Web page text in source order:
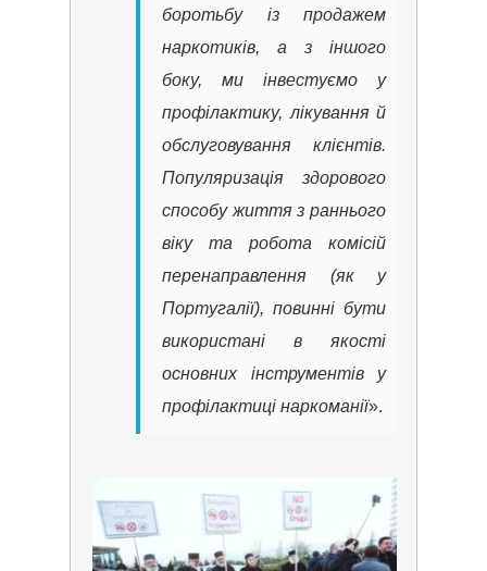
боротьбу із продажем
наркотиків, а з іншого
боку, ми інвестуємо у
профілактику, лікування й
обслуговування клієнтів.
Популяризація здорового
способу життя з раннього
віку та робота комісій
перенаправлення (як у
Португалії), повинні бути
використані в якості
основних інструментів у
профілактиці наркоманії».